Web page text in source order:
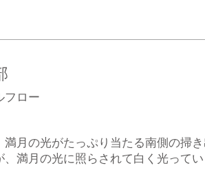
フロー
月の光がたっぷり当たる南側の掃き
満月の光に照らされて白く光ってい